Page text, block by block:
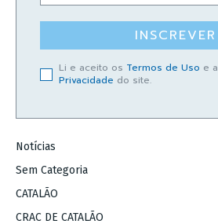
INSCREVER
Li e aceito os Termos de Uso e a
Privacidade do site.
Notícias
Sem Categoria
CATALÃO
CRAC DE CATALÃO